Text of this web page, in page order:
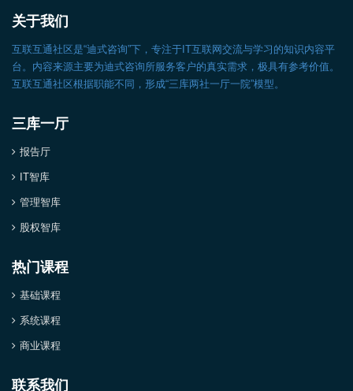
关于我们
互联互通社区是“迪式咨询”下，专注于IT互联网交流与学习的知识内容平
台。内容来源主要为迪式咨询所服务客户的真实需求，极具有参考价值。
互联互通社区根据职能不同，形成“三库两社一厅一院”模型。
三库一厅
报告厅
IT智库
管理智库
股权智库
热门课程
基础课程
系统课程
商业课程
联系我们